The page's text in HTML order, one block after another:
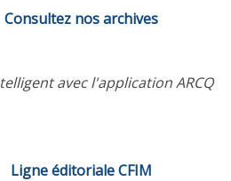
Consultez nos archives
avec l'application ARCQ
Ligne éditoriale CFIM